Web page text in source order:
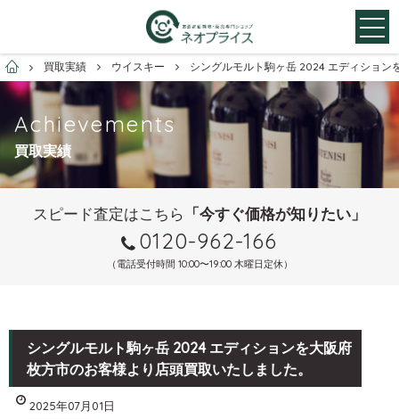
お酒買取専門店ネオプライス
買取実績 ウイスキー シングルモルト駒ヶ岳 2024 エディション
Achievements
買取実績
スピード査定はこちら 「今すぐ価格が知りたい」
0120-962-166
（電話受付時間 10:00〜19:00 木曜日定休）
シングルモルト駒ヶ岳 2024 エディションを大阪府
枚方市のお客様より店頭買取いたしました。
2025年07月01日